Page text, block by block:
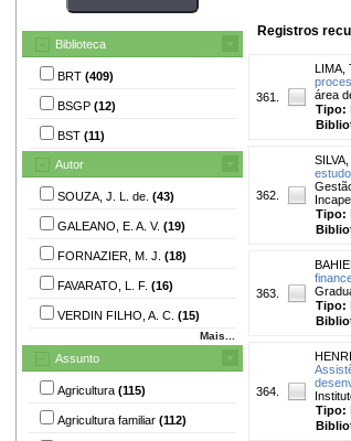
Biblioteca
BRT (409)
BSGP (12)
BST (11)
Autor
SOUZA, J. L. de. (43)
GALEANO, E. A. V. (19)
FORNAZIER, M. J. (18)
FAVARATO, L. F. (16)
VERDIN FILHO, A. C. (15)
Mais...
Assunto
Agricultura (115)
Agricultura familiar (112)
Registros
361.
LIMA,
área
Tipo:
362.
Tipo:
363.
Tipo:
364.
Tipo: